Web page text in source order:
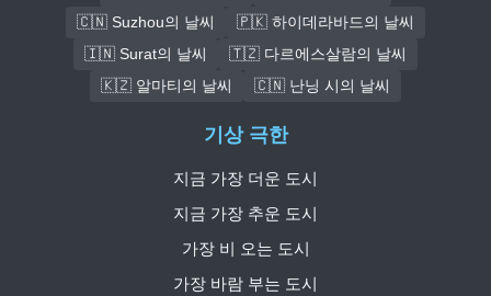
🇨🇳 Suzhou의 날씨
🇵🇰 하이데라바드의 날씨
🇮🇳 Surat의 날씨
🇹🇿 다르에스살람의 날씨
🇰🇿 알마티의 날씨
🇨🇳 난닝 시의 날씨
기상 극한
지금 가장 더운 도시
지금 가장 추운 도시
가장 비 오는 도시
가장 바람 부는 도시